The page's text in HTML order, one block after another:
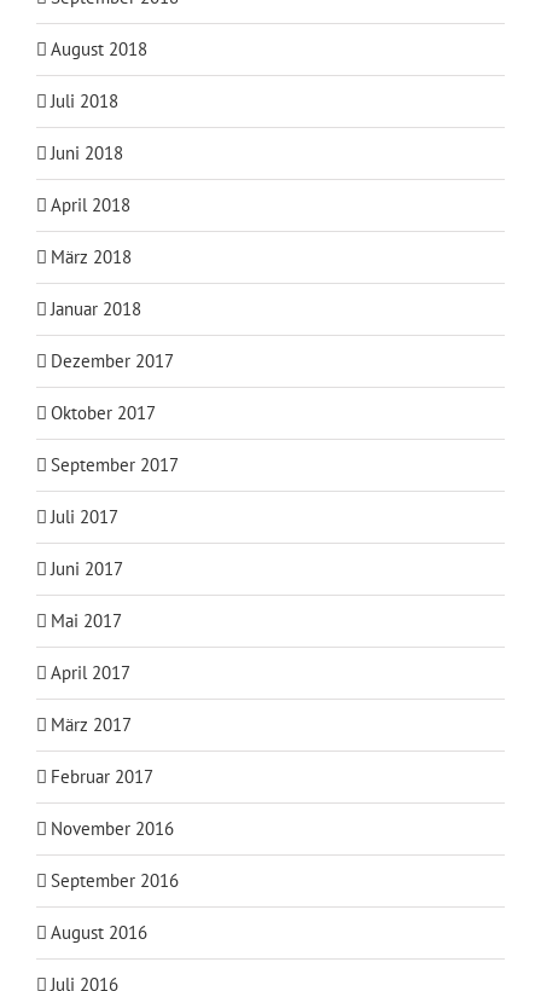
August 2018
Juli 2018
Juni 2018
April 2018
März 2018
Januar 2018
Dezember 2017
Oktober 2017
September 2017
Juli 2017
Juni 2017
Mai 2017
April 2017
März 2017
Februar 2017
November 2016
September 2016
August 2016
Juli 2016